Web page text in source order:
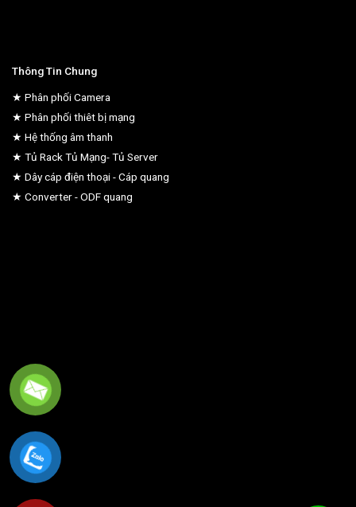
Thông Tin Chung
★ Phân phối Camera
★ Phân phối thiêt bị mạng
★ Hệ thống âm thanh
★ Tủ Rack Tủ Mạng- Tủ Server
★ Dây cáp điện thoại - Cáp quang
★ Converter - ODF quang